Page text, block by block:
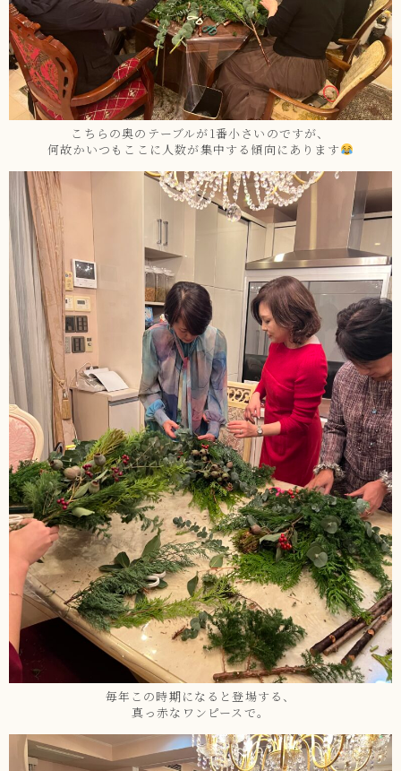
こちらの奥のテーブルが1番小さいのですが、
何故かいつもここに人数が集中する傾向にあります
毎年この時期になると登場する、
真っ赤なワンピースで。